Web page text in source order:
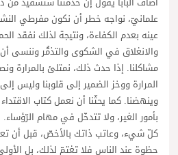
علمانيّ، نواجه خطر أن نكون مفرطي
عينه بعدم الكفاءة، ونتيجة لذلك نفقد
والانغلاق في الشكوى والتذمُّر وننسى
مشاكلنا. إذا حدث ذلك، نمتلئ بالمرارة
المرارة ووخز الضمير إلى قلوبنا وليس إلى
وينهضنا. كما يحثّنا أن نعمل كتاب
بأمور الغير، ولا تتدخّل في مهام
كلّ شيء، وعاتب ذاتك بالأخصّ، قبل أن
حظوة عند الناس فلا تغتمّ لذلك، بل